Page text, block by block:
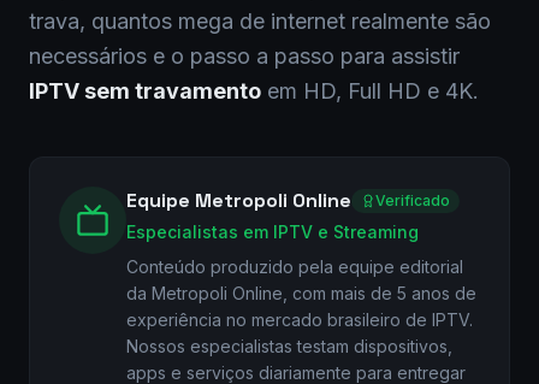
trava, quantos mega de internet realmente são
necessários e o passo a passo para assistir
IPTV sem travamento em HD, Full HD e 4K.
Equipe Metropoli Online Verificado
Especialistas em IPTV e Streaming
Conteúdo produzido pela equipe editorial
da Metropoli Online, com mais de 5 anos de
experiência no mercado brasileiro de IPTV.
Nossos especialistas testam dispositivos,
apps e serviços diariamente para entregar